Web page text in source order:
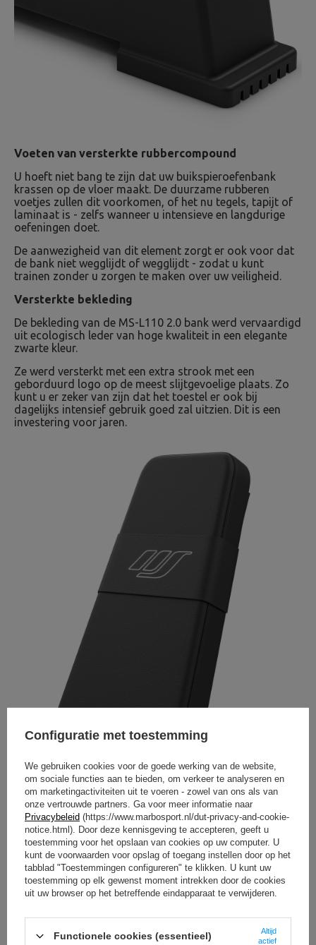
Voeten van versterkte rubbercompound
U hoeft niet bang te zijn dat uw buikspieroefenbank
krassen op de vloer maakt. De duurzame rubberen
voetjes zullen dit voorkomen, of het nu tegels, tapijt of
laminaat is - zelfs wanneer u intensieve en langdurige
oefeningen doet.
De aanwezigheid van dit element zorgt er ook voor dat
de bank niet wegglijdt of wegglijdt - zodat u kunt
trainen zonder u zorgen te maken over uw veiligheid.
Versterkte bekleding
De bekleding van de MS-L110 2.0 bank werd vervaardigd
uit ecologisch leder van hoge kwaliteit in een elegante
zwarte kleur.
Ze werd versterkt met een extra strook met een
geborduurd logo op de meest slijtgevoelige plaats. Zo
kunt u er zeker van zijn dat het toestel er ook bij
dagelijks intensief gebruik goed zal uitzien. Dit is een
investering voor jaren.
Configuratie met toestemming
We gebruiken cookies voor de goede werking van de website,
om sociale functies aan te bieden, om verkeer te analyseren en
om marketingactiviteiten uit te voeren - zowel van ons als van
onze vertrouwde partners. Ga voor meer informatie naar
Privacybeleid (https://www.marbosport.nl/dut-privacy-and-cookie-
notice.html). Door deze kennisgeving te accepteren, geeft u
toestemming voor het opslaan van cookies op uw computer. U
kunt de voorwaarden voor opslag of toegang instellen door op het
tabblad "Toestemmingen configureren" te klikken. U kunt uw
toestemming op elk gewenst moment intrekken door de cookies
uit uw browser op het betreffende eindapparaat te verwijderen.
Functionele cookies (essentieel)
Altijd
actief